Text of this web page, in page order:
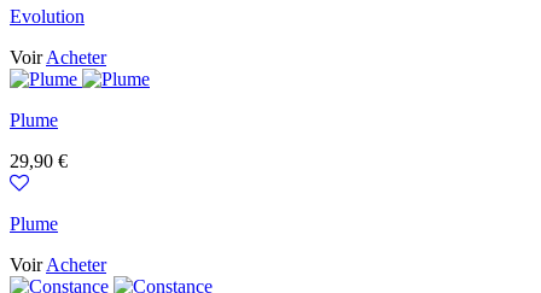
Evolution
VoirAcheter
Plume
Prix
29,90 €
Plume
VoirAcheter